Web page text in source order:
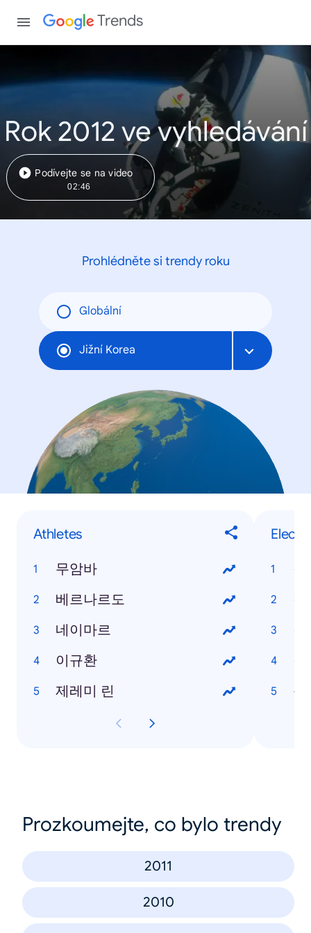
Trends
Rok 2012 ve vyhledávání
Podívejte se na video
02:46
Prohlédněte si trendy roku
Globální
Jižní Korea
Athletes
무암바
베르나르도
네이마르
이규환
제레미 린
갤
갤
갤
갤
옵
Prozkoumejte, co bylo trendy
2011
2010